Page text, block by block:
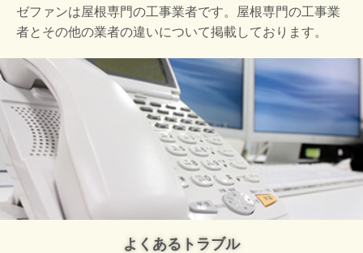
ゼファンは屋根専門の工事業者です。屋根専門の工事業
者とその他の業者の違いについて掲載しております。
よくあるトラブル